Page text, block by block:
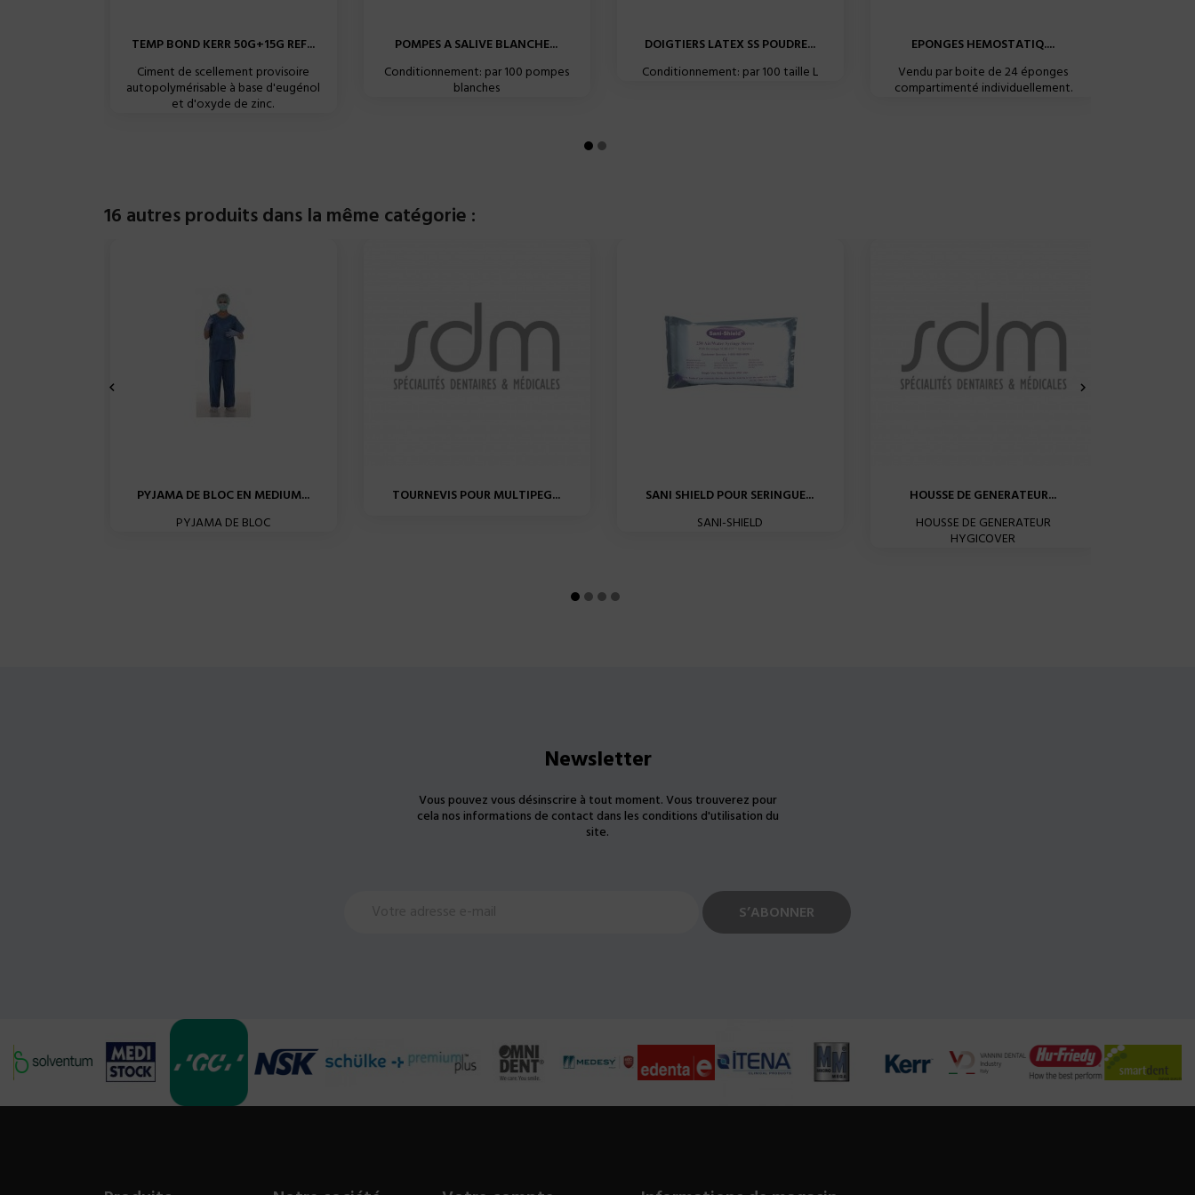
TEMP BOND KERR 50G+15G REF...
Ciment de scellement provisoire
autopolymérisable à base d'eugénol
et d'oxyde de zinc.
POMPES A SALIVE BLANCHE...
Conditionnement: par 100 pompes
blanches
DOIGTIERS LATEX SS POUDRE...
Conditionnement: par 100 taille L
EPONGES HEMOSTATIQ....
Vendu par boite de 24 éponges
compartimenté individuellement.
16 autres produits dans la même catégorie :
PYJAMA DE BLOC EN MEDIUM...
PYJAMA DE BLOC
TOURNEVIS POUR MULTIPEG...
SANI SHIELD POUR SERINGUE...
SANI-SHIELD
HOUSSE DE GENERATEUR...
HOUSSE DE GENERATEUR
HYGICOVER
 
Newsletter
Vous pouvez vous désinscrire à tout moment. Vous trouverez pour
cela nos informations de contact dans les conditions d'utilisation du
site.